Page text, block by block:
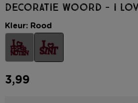
Decoratie woord - i
Kleur: Rood
3,99